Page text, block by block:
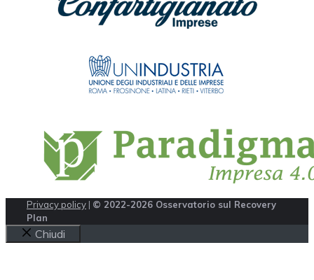
Privacy policy | © 2022-2026 Osservatorio sul Recovery
Plan
Chiudi